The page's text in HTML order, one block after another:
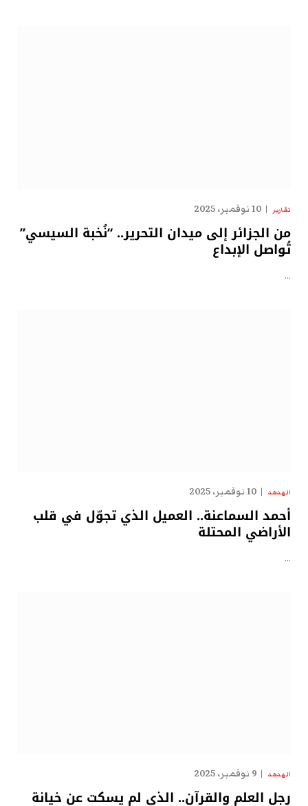
تقارير 10 نوفمبر، 2025
من الجزائر إلى ميدان التحرير.. “نُخبة السيسي”
تُواصل الإبداع
…
الهدهد 10 نوفمبر، 2025
أحمد السماعنة.. العميل الذي تجوّل في قلب
الأراضي المحتلة
…
الهدهد 9 نوفمبر، 2025
رجل العلم والقرآن.. الذي لم يسكت عن خيانة